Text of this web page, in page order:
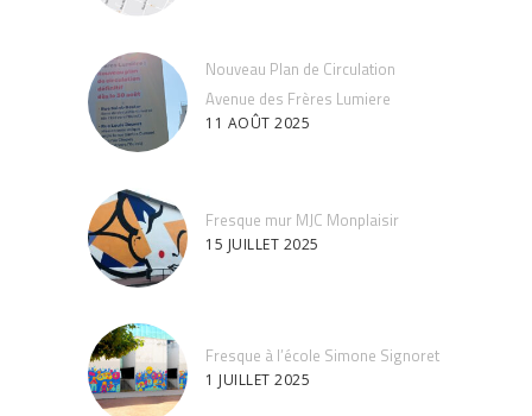
Nouveau Plan de Circulation
Avenue des Frères Lumiere
11 AOÛT 2025
Fresque mur MJC Monplaisir
15 JUILLET 2025
Fresque à l’école Simone Signoret
1 JUILLET 2025